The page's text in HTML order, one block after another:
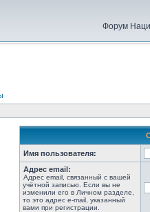
Форум
Имя пользователя:
Адрес email:
Адрес email, связанный с вашей
учётной записью. Если вы не
изменили его в Личном разделе,
то это адрес e-mail, указанный
вами при регистрации.